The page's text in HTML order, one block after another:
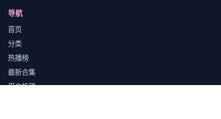
导航
首页
分类
热播榜
最新合集
用户投稿